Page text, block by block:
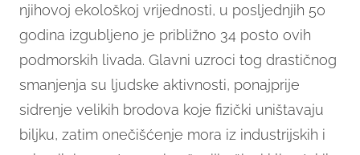
njihovoj ekološkoj vrijednosti, u posljednjih 50
godina izgubljeno je približno 34 posto ovih
podmorskih livada. Glavni uzroci tog drastičnog
smanjenja su ljudske aktivnosti, ponajprije
sidrenje velikih brodova koje fizički uništavaju
biljku, zatim onečišćenje mora iz industrijskih i